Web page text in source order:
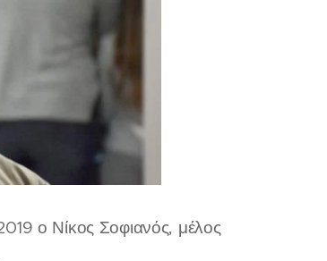
ο Νίκος Σοφιανός, μέλος